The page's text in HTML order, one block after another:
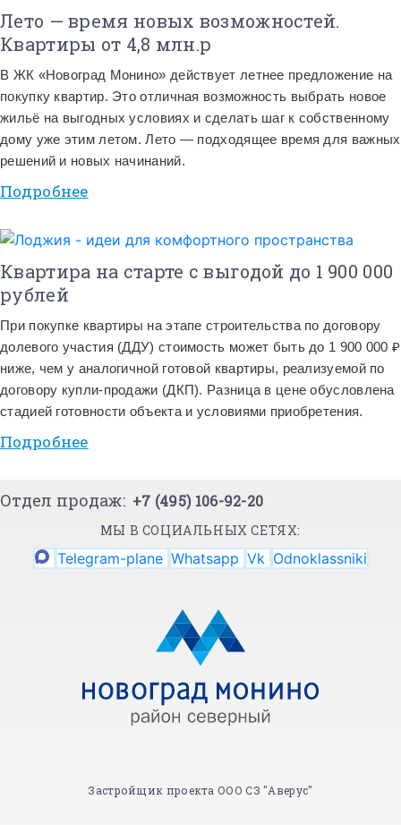
Лето — время новых возможностей.
Квартиры от 4,8 млн.р
В ЖК «Новоград Монино» действует летнее предложение на
покупку квартир. Это отличная возможность выбрать новое
жильё на выгодных условиях и сделать шаг к собственному
дому уже этим летом. Лето — подходящее время для важных
решений и новых начинаний.
Подробнее
Квартира на старте с выгодой до 1 900 000
рублей
При покупке квартиры на этапе строительства по договору
долевого участия (ДДУ) стоимость может быть до 1 900 000 ₽
ниже, чем у аналогичной готовой квартиры, реализуемой по
договору купли-продажи (ДКП). Разница в цене обусловлена
стадией готовности объекта и условиями приобретения.
Подробнее
Отдел продаж: +7 (495) 106-92-20
МЫ В СОЦИАЛЬНЫХ СЕТЯХ:
Telegram-plane Whatsapp Vk Odnoklassniki
Застройщик проекта ООО СЗ "Аверус"